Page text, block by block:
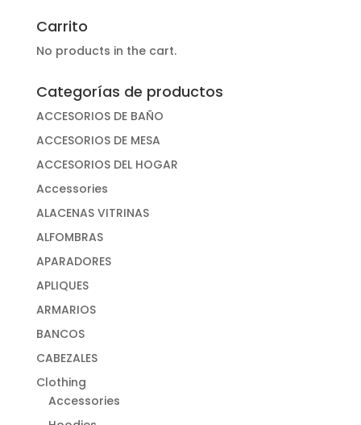
Carrito
No products in the cart.
Categorías de productos
ACCESORIOS DE BAÑO
ACCESORIOS DE MESA
ACCESORIOS DEL HOGAR
Accessories
ALACENAS VITRINAS
ALFOMBRAS
APARADORES
APLIQUES
ARMARIOS
BANCOS
CABEZALES
Clothing
Accessories